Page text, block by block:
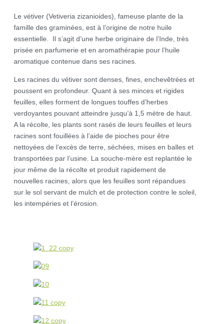
Le vétiver (Vetiveria zizanioides), fameuse plante de la
famille des graminées, est à l’origine de notre huile
essentielle. Il s’agit d’une herbe originaire de l’Inde, très
prisée en parfumerie et en aromathérapie pour l’huile
aromatique contenue dans ses racines.
Les racines du vétiver sont denses, fines, enchevêtrées et
poussent en profondeur. Quant à ses minces et rigides
feuilles, elles forment de longues touffes d’herbes
verdoyantes pouvant atteindre jusqu’à 1,5 mètre de haut.
A la récolte, les plants sont rasés de leurs feuilles et leurs
racines sont fouillées à l’aide de pioches pour être
nettoyées de l’excès de terre, séchées, mises en balles et
transportées par l’usine. La souche-mère est replantée le
jour même de la récolte et produit rapidement de
nouvelles racines, alors que les feuilles sont répandues
sur le sol servant de mulch et de protection contre le soleil,
les intempéries et l’érosion.